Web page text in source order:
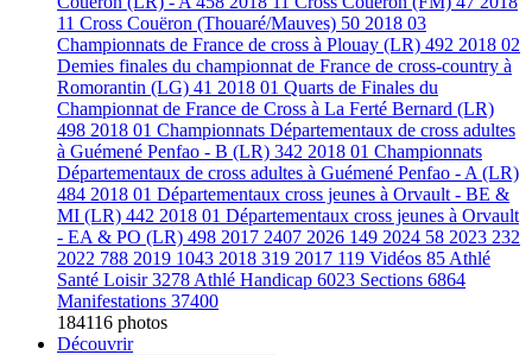
11 Cross Couëron (Thouaré/Mauves) 50 2018 03
Championnats de France de cross à Plouay (LR) 492 2018 02
Demies finales du championnat de France de cross-country à
Romorantin (LG) 41 2018 01 Quarts de Finales du
Championnat de France de Cross à La Ferté Bernard (LR)
498 2018 01 Championnats Départementaux de cross adultes
à Guémené Penfao - B (LR) 342 2018 01 Championnats
Départementaux de cross adultes à Guémené Penfao - A (LR)
484 2018 01 Départementaux cross jeunes à Orvault - BE &
MI (LR) 442 2018 01 Départementaux cross jeunes à Orvault
- EA & PO (LR) 498 2017 2407 2026 149 2024 58 2023 232
2022 788 2019 1043 2018 319 2017 119 Vidéos 85 Athlé
Santé Loisir3278 Athlé Handicap 6023 Sections 6864
Manifestations 37400
184116 photos
Découvrir